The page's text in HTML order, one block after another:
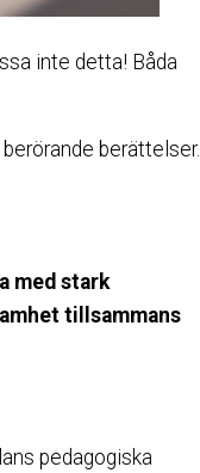
inte detta! Båda
berättelser.
med stark
tillsammans
pedagogiska